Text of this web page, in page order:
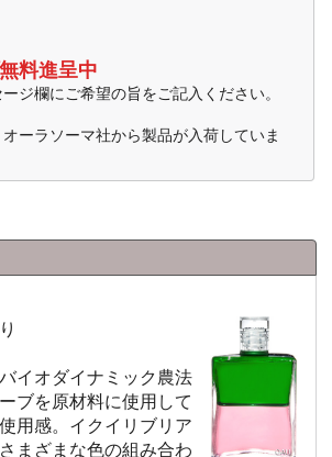
料進呈中
ジ欄にご希望の旨をご記入ください。
ーラソーマ社から製品が入荷していま
イオダイナミック農法
ブを原材料に使用して
用感。イクイリブリア
まざまな色の組み合わ